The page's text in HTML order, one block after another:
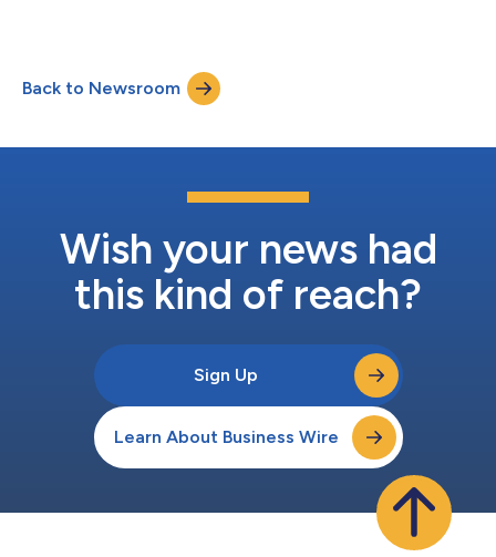
2026年8月12日を締切とするICANNの新gTLDプログラムの申請
期間において、企業が円滑に対応できるよう高度なドメイン・ア
ドバイザリーおよびセキュリティ支援を提供します。 人工知能
ンフラ全体における活動を一段と活発化させる中、ドメイン・ポ
要素となっています。CSCの.BRANDサービスをCrowdStrike
Marketplaceでご利用いただけることで、顧客は管理を一元化
ストの原則に基づく集中認証を備え...
Back to Newsroom
Wish your news had
this kind of reach?
Sign Up
Learn About Business Wire